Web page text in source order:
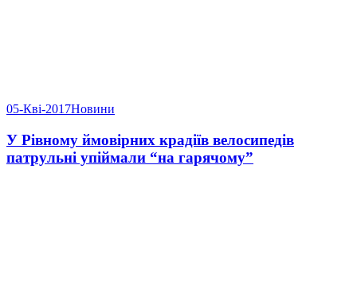
05-Кві-2017Новини
У Рівному ймовірних крадіїв велосипедів
патрульні упіймали “на гарячому”